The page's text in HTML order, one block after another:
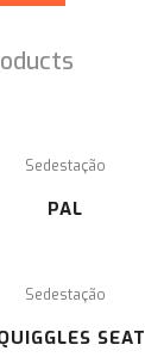
Sedestação
PAL
Sedestação
SEAT